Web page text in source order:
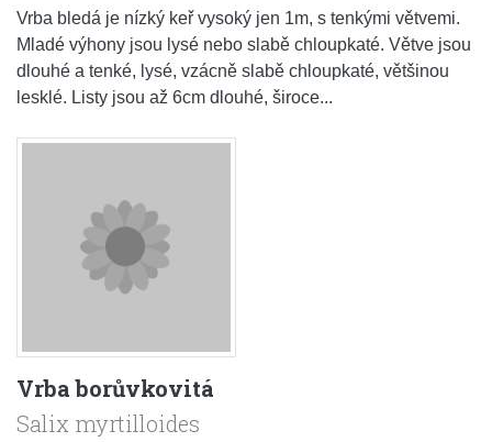
Vrba bledá je nízký keř vysoký jen 1m, s tenkými větvemi.
Mladé výhony jsou lysé nebo slabě chloupkaté. Větve jsou
dlouhé a tenké, lysé, vzácně slabě chloupkaté, většinou
lesklé. Listy jsou až 6cm dlouhé, široce...
Vrba borůvkovitá
Salix myrtilloides